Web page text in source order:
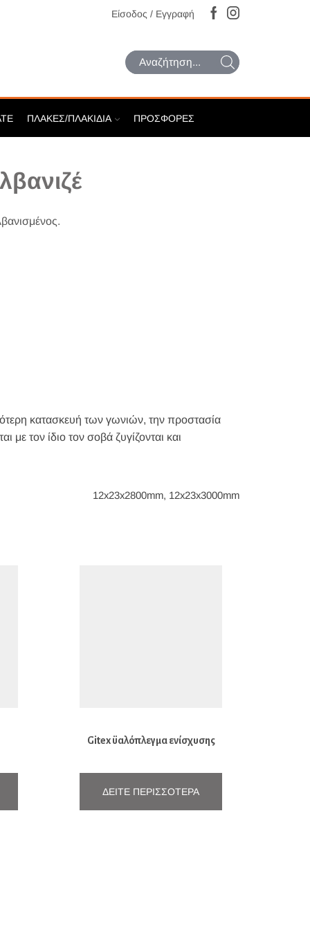
Είσοδος / Εγγραφή
Search
ΠΛΆΚΕΣ/ΠΛΑΚΊΔΙΑ ΠΡΟΣΦΟΡΈΣ
κατασκευή των γωνιών, την προστασία
με τον ίδιο τον σοβά ζυγίζονται και
12x23x2800mm, 12x23x3000mm
Gitex ϋαλόπλεγμα ενίσχυσης
ΔΕΊΤΕ ΠΕΡΙΣΣΌΤΕΡΑ